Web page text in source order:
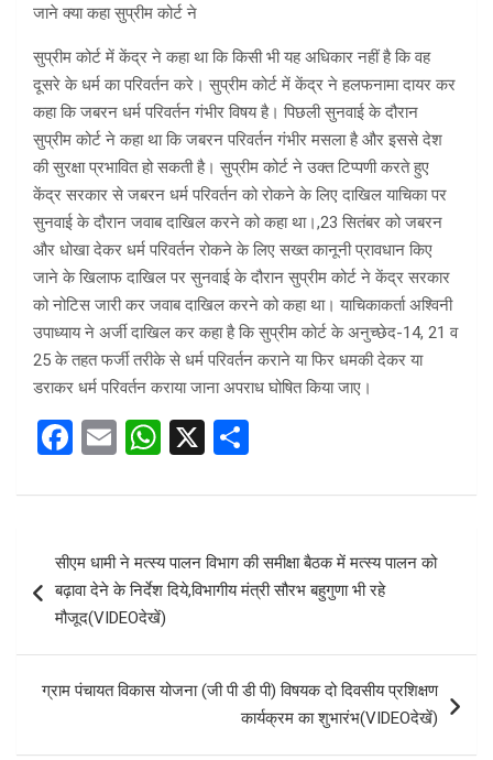
जाने क्या कहा सुप्रीम कोर्ट ने
सुप्रीम कोर्ट में केंद्र ने कहा था कि किसी भी यह अधिकार नहीं है कि वह
दूसरे के धर्म का परिवर्तन करे। सुप्रीम कोर्ट में केंद्र ने हलफनामा दायर कर
कहा कि जबरन धर्म परिवर्तन गंभीर विषय है। पिछली सुनवाई के दौरान
सुप्रीम कोर्ट ने कहा था कि जबरन परिवर्तन गंभीर मसला है और इससे देश
की सुरक्षा प्रभावित हो सकती है। सुप्रीम कोर्ट ने उक्त टिप्पणी करते हुए
केंद्र सरकार से जबरन धर्म परिवर्तन को रोकने के लिए दाखिल याचिका पर
सुनवाई के दौरान जवाब दाखिल करने को कहा था।,23 सितंबर को जबरन
और धोखा देकर धर्म परिवर्तन रोकने के लिए सख्त कानूनी प्रावधान किए
जाने के खिलाफ दाखिल पर सुनवाई के दौरान सुप्रीम कोर्ट ने केंद्र सरकार
को नोटिस जारी कर जवाब दाखिल करने को कहा था। याचिकाकर्ता अश्विनी
उपाध्याय ने अर्जी दाखिल कर कहा है कि सुप्रीम कोर्ट के अनुच्छेद-14, 21 व
25 के तहत फर्जी तरीके से धर्म परिवर्तन कराने या फिर धमकी देकर या
डराकर धर्म परिवर्तन कराया जाना अपराध घोषित किया जाए।
F
ce
o
o
k
E
ail
W
at
A
p
p
X
ar
e
navigation
सीएम धामी ने मत्स्य पालन विभाग की समीक्षा बैठक में मत्स्य पालन को
बढ़ावा देने के निर्देश दिये,विभागीय मंत्री सौरभ बहुगुणा भी रहे
मौजूद(VIDEOदेखें)
ग्राम पंचायत विकास योजना (जी पी डी पी) विषयक दो दिवसीय प्रशिक्षण
कार्यक्रम का शुभारंभ(VIDEOदेखें)